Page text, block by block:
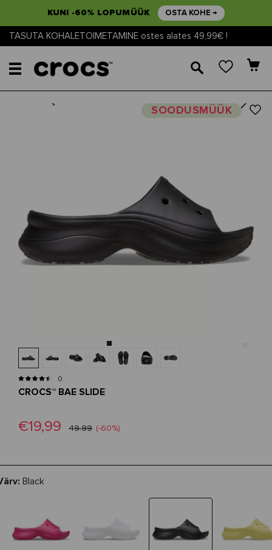
KUNI -60% LOPUMÜÜK OSTA KOHE →
TASUTA KOHALETOIMETAMINE ostes alates 49,99€ !
🔎
SOODUSMÜÜKNext
0
CROCS™ BAE SLIDE
€19,99 49.99 (-60%)
Black